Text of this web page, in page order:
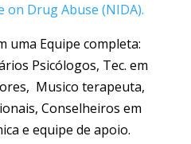
Drug Abuse (NIDA).
uma Equipe completa:
Psicólogos, Tec. em
Musico terapeuta,
Conselheiros em
e equipe de apoio.